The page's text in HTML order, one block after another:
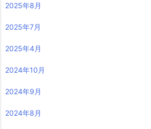
2025年8月
2025年7月
2025年4月
2024年10月
2024年9月
2024年8月